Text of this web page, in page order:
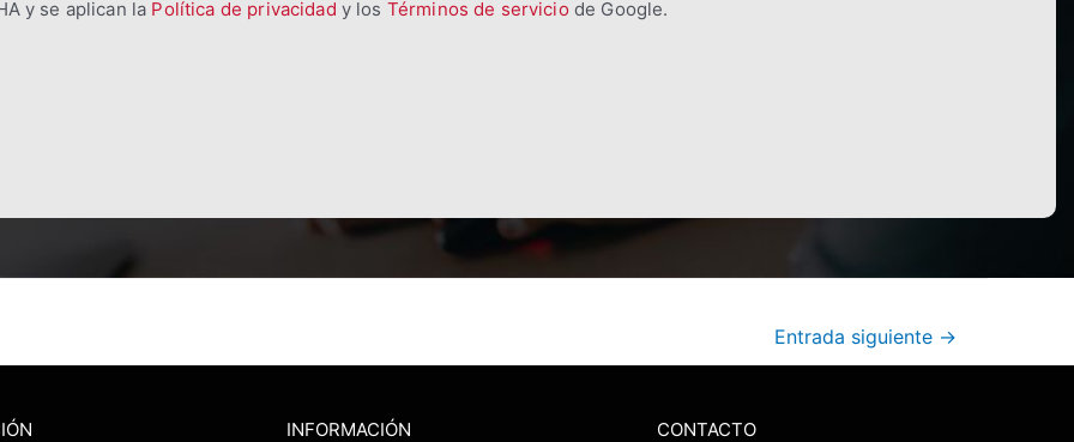
y se aplican la Política de privacidad y los Términos de servicio de Google.
Entrada siguiente →
INFORMACIÓN CONTACTO